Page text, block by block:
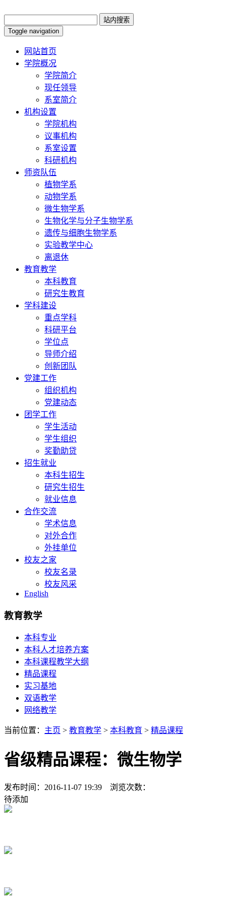
Toggle navigation
网站首页
学院概况
学院简介
现任领导
系室简介
机构设置
学院机构
议事机构
系室设置
科研机构
师资队伍
植物学系
动物学系
微生物学系
生物化学与分子生物学系
遗传与细胞生物学系
实验教学中心
离退休
教育教学
本科教育
研究生教育
学科建设
重点学科
科研平台
学位点
导师介绍
创新团队
党建工作
组织机构
党建动态
团学工作
学生活动
学生组织
奖勤助贷
招生就业
本科生招生
研究生招生
就业信息
合作交流
学术信息
对外合作
外挂单位
校友之家
校友名录
校友风采
English
教育教学
本科专业
本科人才培养方案
本科课程教学大纲
精品课程
实习基地
双语教学
网络教学
当前位置： 主页 > 教育教学 > 本科教育 > 精品课程
省级精品课程：微生物学
发布时间：2016-11-07 19:39 浏览次数：
待添加